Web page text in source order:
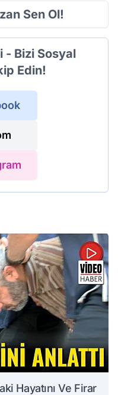
Sen Ol!
- Bizi Sosyal
Edin!
Hayatını Ve Firar